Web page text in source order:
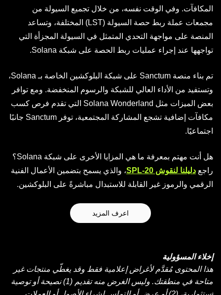
المكافآت. وفي الوقت نفسه، من خلال تجميع السيولة من
مجمعات عملة ربط حصة السيولة (LST) المختلفة، وتساعد
المنصة على مواجهة التحدي المتمثل في السيولة المجزأة التي
تواجهها عند إجراء عمليات ربط الحصة على شبكة Solana.
تم بناء منصة Sanctum على شبكة البلوكشين الخاصة بـ Solana،
وتستفيد من الأداء العالي للشبكة والرسوم المنخفضة. ومع توافر
بعض الميزات مثل Solana Wonderland التي تقدم فرص كسب
مكافآت إضافية تشجع المشاركة المجتمعية، توفر Sanctum جانبًا
اجتماعيًا.
هل أنت مهتم بمعرفة ما هي المزايا الأخرى على شبكة Solana؟
راجع دليلنا لنقوش SPL-20
، والذي يسمح بتضمين الأعمال الفنية
الرقمي والرموز غير القابلة للاستبدال مباشرةً على البلوكشين.
اعرف المزيد
إخلاء المسؤولية
هذا المحتوى مُقدَّم لأغراض إعلامية فقط وقد يغطّي منتجات غير
متاحة في منطقتك. وليس الغرض منه تقديم (1) نصيحة أو توصية